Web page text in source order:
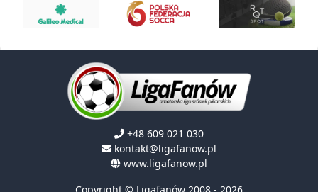
kontakt@ligafanow.pl
www.ligafanow.pl